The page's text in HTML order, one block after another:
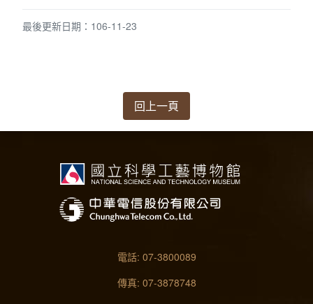
最後更新日期：106-11-23
回上一頁
電話: 07-3800089
傳真: 07-3878748